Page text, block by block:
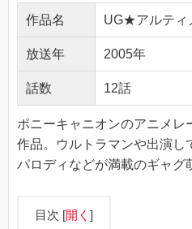
作品名 UG★アルティ
放送年 2005年
話数 12話
ポニーキャニオンのアニメレ
作品。ウルトラマンや出演し
パロディなどが満載のギャグ
目次 [開く ]